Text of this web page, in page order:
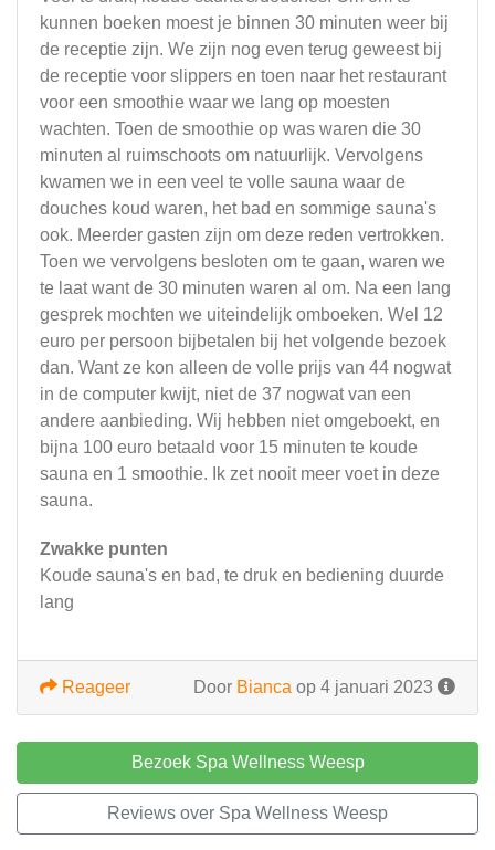
kunnen boeken moest je binnen 30 minuten weer bij
de receptie zijn. We zijn nog even terug geweest bij
de receptie voor slippers en toen naar het restaurant
voor een smoothie waar we lang op moesten
wachten. Toen de smoothie op was waren die 30
minuten al ruimschoots om natuurlijk. Vervolgens
kwamen we in een veel te volle sauna waar de
douches koud waren, het bad en sommige sauna's
ook. Meerder gasten zijn om deze reden vertrokken.
Toen we vervolgens besloten om te gaan, waren we
te laat want de 30 minuten waren al om. Na een lang
gesprek mochten we uiteindelijk omboeken. Wel 12
euro per persoon bijbetalen bij het volgende bezoek
dan. Want ze kon alleen de volle prijs van 44 nogwat
in de computer kwijt, niet de 37 nogwat van een
andere aanbieding. Wij hebben niet omgeboekt, en
bijna 100 euro betaald voor 15 minuten te koude
sauna en 1 smoothie. Ik zet nooit meer voet in deze
sauna.
Zwakke punten
Koude sauna's en bad, te druk en bediening duurde
lang
Door Bianca op 4 januari 2023
Reageer
Bezoek Spa Wellness Weesp
Reviews over Spa Wellness Weesp